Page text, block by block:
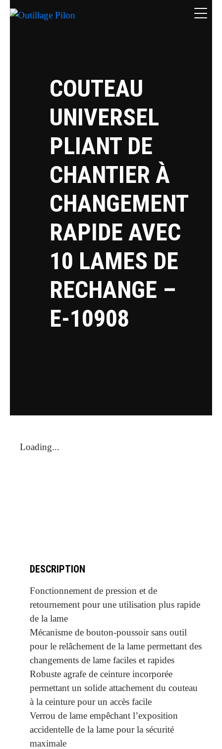
COUTEAU
UNIVERSEL
PLIANT DE
CHANTIER À
CHANGEMENT
RAPIDE AVEC
10 LAMES DE
RECHANGE –
E-10908
Loading...
DESCRIPTION
Fonctionnement de pression et de
retournement pour une utilisation plus rapide
de la lame
Mécanisme de bouton-poussoir sans outil
pour le relâchement de la lame permettant des
changements de lame faciles et rapides
Robuste agrafe de ceinture incorporée
permettant un solide attachement du couteau
à la ceinture pour un accès facile
Verrou de lame empêchant l’exposition
accidentelle de la lame pour la sécurité
maximale